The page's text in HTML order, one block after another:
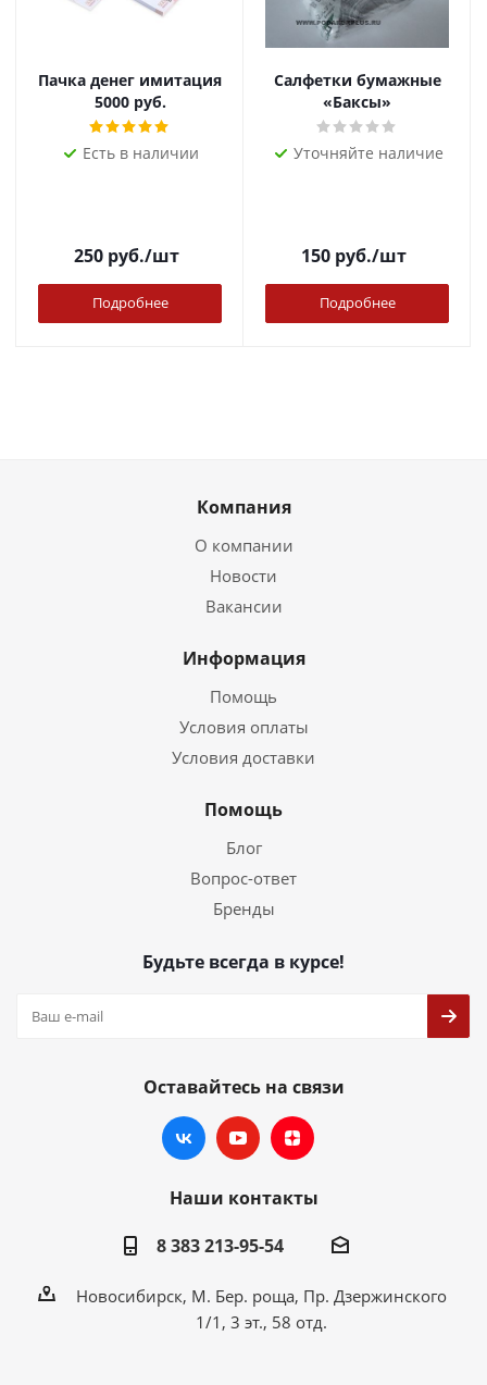
Пачка денег имитация
5000 руб.
Есть в наличии
250руб./шт
Подробнее
Салфетки бумажные
«Баксы»
Уточняйте наличие
150руб./шт
Подробнее
Компания
О компании
Новости
Вакансии
Информация
Помощь
Условия оплаты
Условия доставки
Помощь
Блог
Вопрос-ответ
Бренды
Будьте всегда в курсе!
Оставайтесь на связи
Наши контакты
8 383 213-95-54
Новосибирск, М. Бер. роща, Пр. Дзержинского
1/1, 3 эт., 58 отд.